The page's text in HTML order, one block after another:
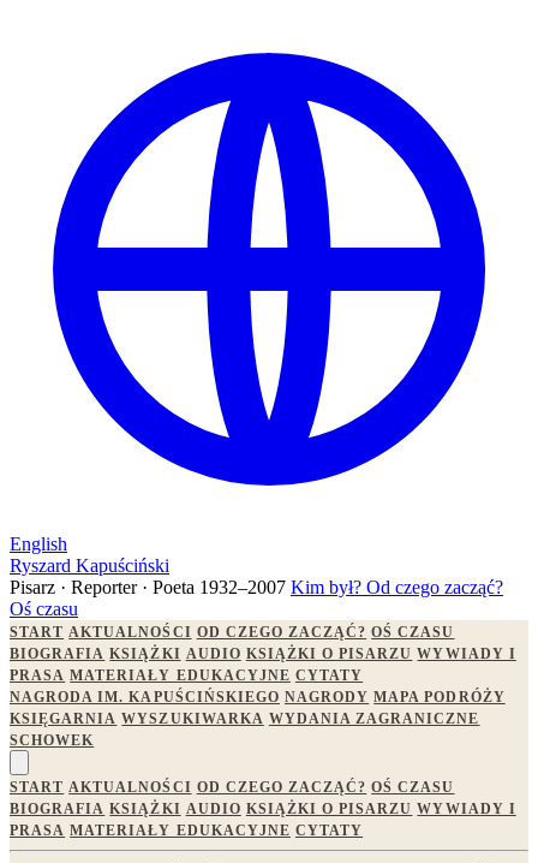
English
Ryszard Kapuściński
Pisarz · Reporter · Poeta 1932–2007 Kim był? Od czego zacząć?
Oś czasu
START AKTUALNOŚCI OD CZEGO ZACZĄĆ? OŚ CZASU
BIOGRAFIA KSIĄŻKI AUDIO KSIĄŻKI O PISARZU WYWIADY I
PRASA MATERIAŁY EDUKACYJNE CYTATY
NAGRODA IM. KAPUŚCIŃSKIEGO NAGRODY MAPA PODRÓŻY
KSIĘGARNIA WYSZUKIWARKA WYDANIA ZAGRANICZNE
SCHOWEK
START AKTUALNOŚCI OD CZEGO ZACZĄĆ? OŚ CZASU
BIOGRAFIA KSIĄŻKI AUDIO KSIĄŻKI O PISARZU WYWIADY I
PRASA MATERIAŁY EDUKACYJNE CYTATY